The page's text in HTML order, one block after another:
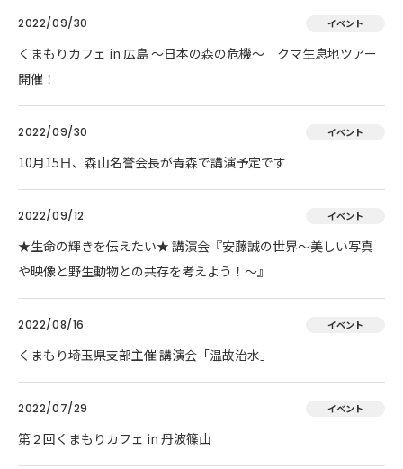
2022/09/30 イベント
くまもりカフェ in 広島 ～日本の森の危機～ クマ生息地ツアー
開催！
2022/09/30 イベント
10月15日、森山名誉会長が青森で講演予定です
2022/09/12 イベント
★生命の輝きを伝えたい★ 講演会『安藤誠の世界～美しい写真
や映像と野生動物との共存を考えよう！～』
2022/08/16 イベント
くまもり埼玉県支部主催 講演会「温故治水」
2022/07/29 イベント
第２回くまもりカフェ in 丹波篠山